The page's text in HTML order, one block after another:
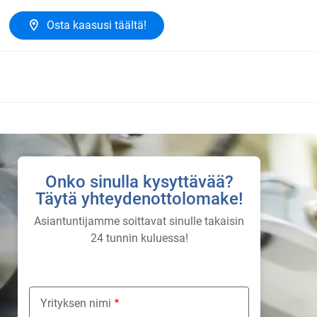
Osta kaasusi täältä!
Onko sinulla kysyttävää?
Täytä yhteydenottolomake!
Asiantuntijamme soittavat sinulle takaisin
24 tunnin kuluessa!
Yrityksen nimi